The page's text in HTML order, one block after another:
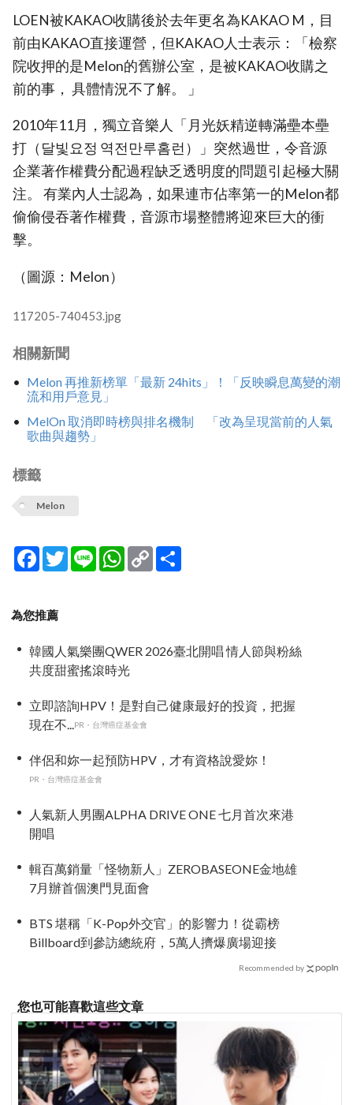
LOEN被KAKAO收購後於去年更名為KAKAO M，目
前由KAKAO直接運營，但KAKAO人士表示：「檢察
院收押的是Melon的舊辦公室，是被KAKAO收購之
前的事， 具體情況不了解。 」
2010年11月，獨立音樂人「月光妖精逆轉滿壘本壘
打（달빛요정 역전만루홈런）」突然過世，令音源
企業著作權費分配過程缺乏透明度的問題引起極大關
注。 有業內人士認為，如果連市佔率第一的Melon都
偷偷侵吞著作權費，音源市場整體將迎來巨大的衝
擊。
（圖源：Melon）
117205-740453.jpg
相關新聞
Melon 再推新榜單「最新 24hits」！「反映瞬息萬變的潮
流和用戶意見」
MelOn 取消即時榜與排名機制 「改為呈現當前的人氣
歌曲與趨勢」
標籤
Melon
Facebook
TwitterLine WhatsApp
Copy
Link
為您推薦
韓國人氣樂團QWER 2026臺北開唱 情人節與粉絲
共度甜蜜搖滾時光
立即諮詢HPV！是對自己健康最好的投資，把握
現在不...PR・台灣癌症基金會
伴侶和妳一起預防HPV，才有資格說愛妳！
PR・台灣癌症基金會
人氣新人男團ALPHA DRIVE ONE 七月首次來港
開唱
輯百萬銷量「怪物新人」ZEROBASEONE金地雄
7月辦首個澳門見面會
BTS 堪稱「K-Pop外交官」的影響力！從霸榜
Billboard到參訪總統府，5萬人擠爆廣場迎接
Recommended by
您也可能喜歡這些文章